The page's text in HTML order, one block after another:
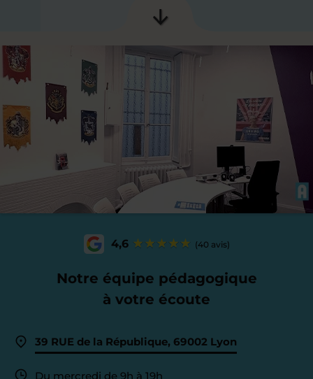
4,6 (40 avis)
Notre équipe pédagogique
à votre écoute
39 RUE de la République, 69002 Lyon
Du mercredi de 9h à 19h